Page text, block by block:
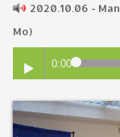
2020.10.06 -
Mo)
0:00